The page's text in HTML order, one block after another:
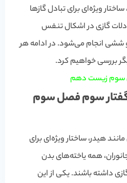
ویژه‌ای برای تبادل گازها
گازی در اشکال تنفس
ششی انجام می‌شود. در ادامه هر
بررسی خواهیم کرد.
زیست دهم
گفتار سوم فصل سوم
هیدر، ساختار ویژه‌ای برای
همه یاخته‌های بدن
داشته باشند. یکی از این